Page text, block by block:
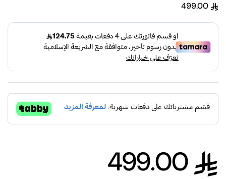
السعر العادي
السعر العادي